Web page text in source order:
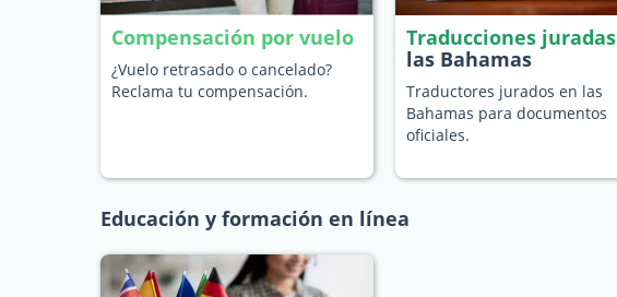
Compensación por vuelo
¿Vuelo retrasado o cancelado?
Reclama tu compensación.
Traducciones juradas
las Bahamas
Traductores jurados en las
Bahamas para documentos
oficiales.
Educación y formación en línea